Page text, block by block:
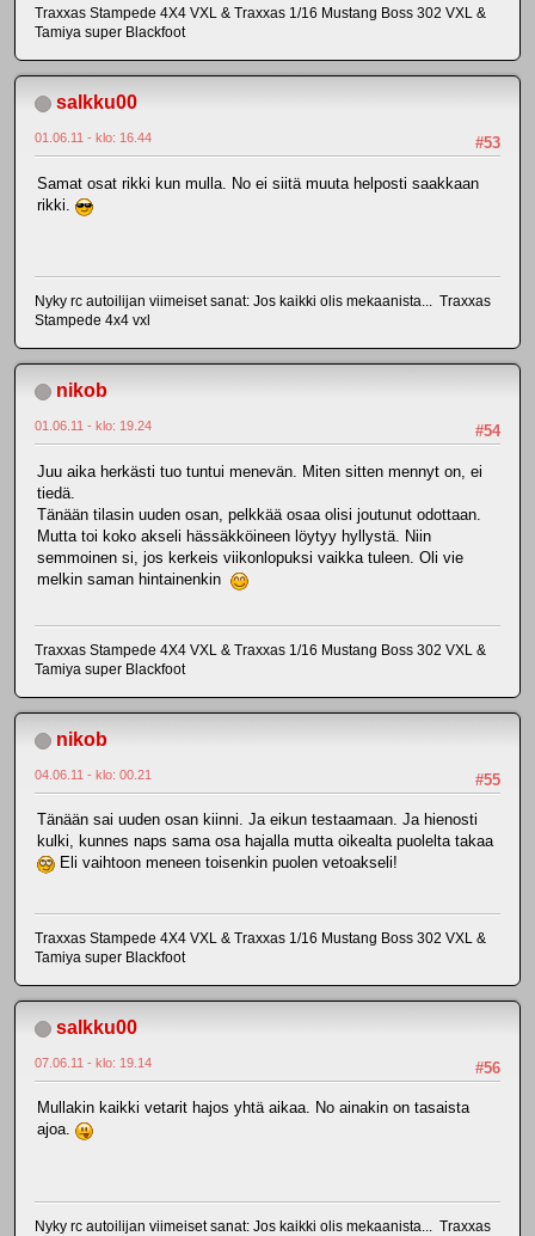
Traxxas Stampede 4X4 VXL & Traxxas 1/16 Mustang Boss 302 VXL &
Tamiya super Blackfoot
salkku00
#53
01.06.11 - klo: 16.44
Samat osat rikki kun mulla. No ei siitä muuta helposti saakkaan
rikki.
Nyky rc autoilijan viimeiset sanat: Jos kaikki olis mekaanista... Traxxas
Stampede 4x4 vxl
nikob
#54
01.06.11 - klo: 19.24
Juu aika herkästi tuo tuntui menevän. Miten sitten mennyt on, ei
tiedä.
Tänään tilasin uuden osan, pelkkää osaa olisi joutunut odottaan.
Mutta toi koko akseli hässäkköineen löytyy hyllystä. Niin
semmoinen si, jos kerkeis viikonlopuksi vaikka tuleen. Oli vie
melkin saman hintainenkin
Traxxas Stampede 4X4 VXL & Traxxas 1/16 Mustang Boss 302 VXL &
Tamiya super Blackfoot
nikob
#55
04.06.11 - klo: 00.21
Tänään sai uuden osan kiinni. Ja eikun testaamaan. Ja hienosti
kulki, kunnes naps sama osa hajalla mutta oikealta puolelta takaa
Eli vaihtoon meneen toisenkin puolen vetoakseli!
Traxxas Stampede 4X4 VXL & Traxxas 1/16 Mustang Boss 302 VXL &
Tamiya super Blackfoot
salkku00
#56
07.06.11 - klo: 19.14
Mullakin kaikki vetarit hajos yhtä aikaa. No ainakin on tasaista
ajoa.
Nyky rc autoilijan viimeiset sanat: Jos kaikki olis mekaanista... Traxxas